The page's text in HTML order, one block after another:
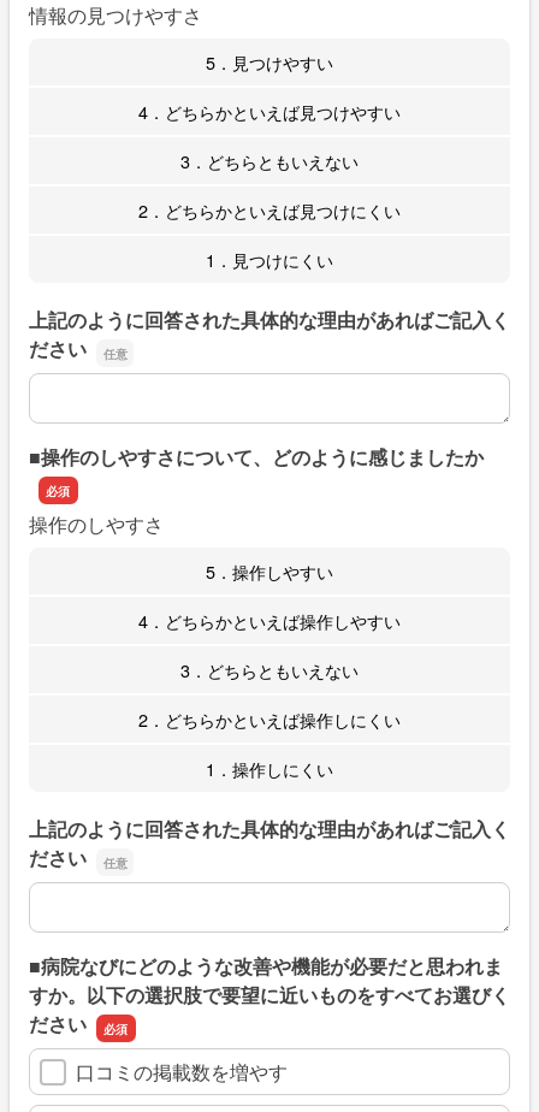
情報の見つけやすさ
5．見つけやすい
4．どちらかといえば見つけやすい
3．どちらともいえない
2．どちらかといえば見つけにくい
1．見つけにくい
上記のように回答された具体的な理由があればご記入く
ださい
上記のように回答された具体的な理由があればご記入くだ
■操作のしやすさについて、どのように感じましたか
操作のしやすさ
5．操作しやすい
4．どちらかといえば操作しやすい
3．どちらともいえない
2．どちらかといえば操作しにくい
1．操作しにくい
上記のように回答された具体的な理由があればご記入く
ださい
上記のように回答された具体的な理由があればご記入くだ
■病院なびにどのような改善や機能が必要だと思われま
すか。以下の選択肢で要望に近いものをすべてお選びく
ださい
口コミの掲載数を増やす